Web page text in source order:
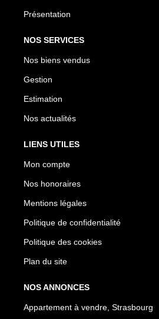
Présentation
NOS SERVICES
Nos biens vendus
Gestion
Estimation
Nos actualités
LIENS UTILES
Mon compte
Nos honoraires
Mentions légales
Politique de confidentialité
Politique des cookies
Plan du site
NOS ANNONCES
Appartement à vendre, Strasbourg